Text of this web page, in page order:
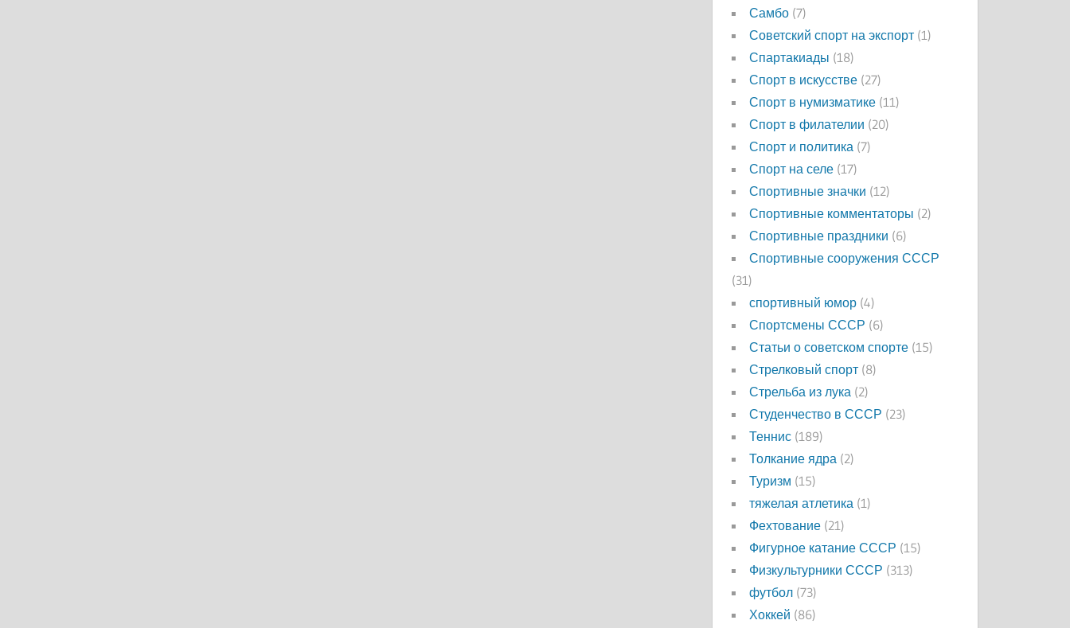
Самбо (7)
Советский спорт на экспорт (1)
Спартакиады (18)
Спорт в искусстве (27)
Спорт в нумизматике (11)
Спорт в филателии (20)
Спорт и политика (7)
Спорт на селе (17)
Спортивные значки (12)
Спортивные комментаторы (2)
Спортивные праздники (6)
Спортивные сооружения СССР
(31)
спортивный юмор (4)
Спортсмены СССР (6)
Статьи о советском спорте (15)
Стрелковый спорт (8)
Стрельба из лука (2)
Студенчество в СССР (23)
Теннис (189)
Толкание ядра (2)
Туризм (15)
тяжелая атлетика (1)
Фехтование (21)
Фигурное катание СССР (15)
Физкультурники СССР (313)
футбол (73)
Хоккей (86)